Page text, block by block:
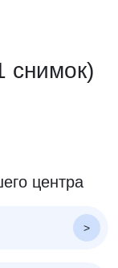
снимок)
центра